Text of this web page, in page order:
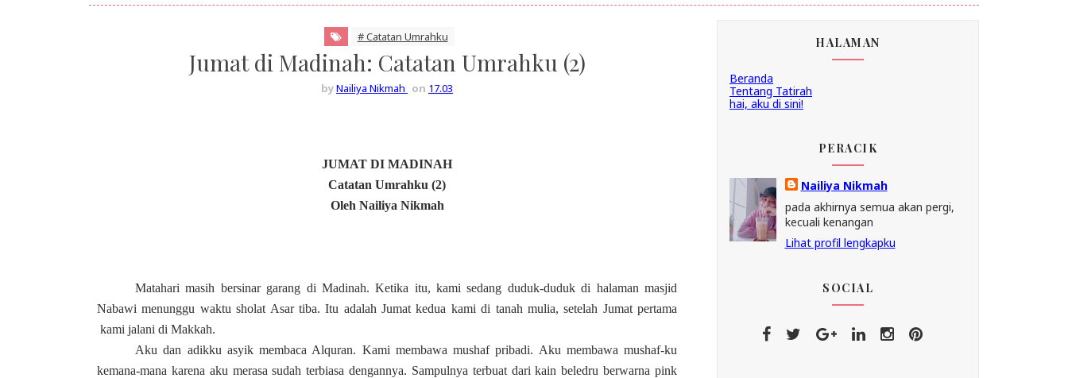
# Catatan Umrahku
Jumat di Madinah: Catatan Umrahku (2)
byNailiya Nikmah on 17.03
JUMAT DI MADINAH
Catatan Umrahku (2)
Oleh Nailiya Nikmah
Matahari masih bersinar garang di Madinah. Ketika itu, kami sedang duduk-duduk di halaman masjid
Nabawi menunggu waktu sholat Asar tiba. Itu adalah Jumat kedua kami di tanah mulia, setelah Jumat pertama
kami jalani di Makkah.
Aku dan adikku asyik membaca Alquran. Kami membawa mushaf pribadi. Aku membawa mushaf-ku
kemana-mana karena aku merasa sudah terbiasa dengannya. Sampulnya terbuat dari kain beledru berwarna pink
HALAMAN
Beranda
Tentang Tatirah
hai, aku di sini!
PERACIK
Nailiya Nikmah
pada akhirnya semua akan pergi,
kecuali kenangan
Lihat profil lengkapku
SOCIAL